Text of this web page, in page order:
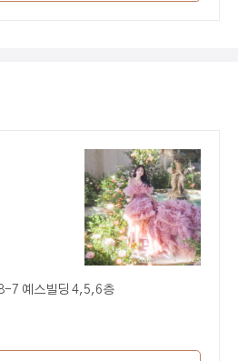
7 예스빌딩 4,5,6층